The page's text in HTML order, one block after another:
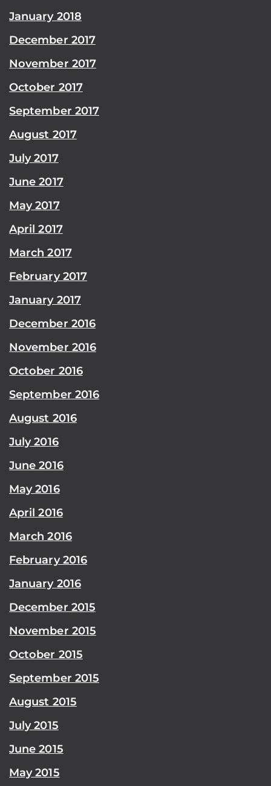
January 2018
December 2017
November 2017
October 2017
September 2017
August 2017
July 2017
June 2017
May 2017
April 2017
March 2017
February 2017
January 2017
December 2016
November 2016
October 2016
September 2016
August 2016
July 2016
June 2016
May 2016
April 2016
March 2016
February 2016
January 2016
December 2015
November 2015
October 2015
September 2015
August 2015
July 2015
June 2015
May 2015